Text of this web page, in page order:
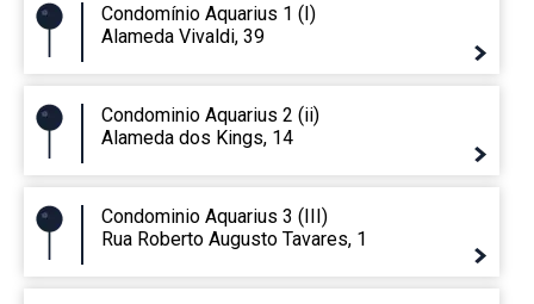
Condomínio Aquarius 1 (I)
Alameda Vivaldi, 39
Condominio Aquarius 2 (ii)
Alameda dos Kings, 14
Condominio Aquarius 3 (III)
Rua Roberto Augusto Tavares, 1